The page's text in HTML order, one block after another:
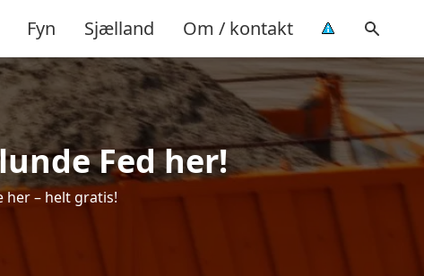
Fyn Sjælland Om / kontakt
Fed her!
– helt gratis!